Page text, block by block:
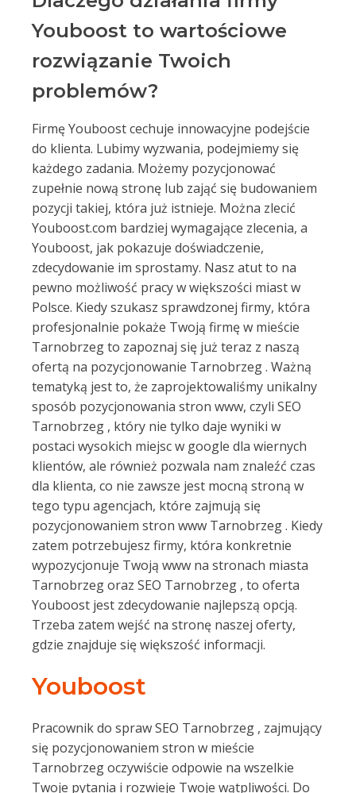
Youboost to wartościowe
rozwiązanie Twoich
problemów?
Firmę Youboost cechuje innowacyjne podejście
do klienta. Lubimy wyzwania, podejmiemy się
każdego zadania. Możemy pozycjonować
zupełnie nową stronę lub zająć się budowaniem
pozycji takiej, która już istnieje. Można zlecić
Youboost.com bardziej wymagające zlecenia, a
Youboost, jak pokazuje doświadczenie,
zdecydowanie im sprostamy. Nasz atut to na
pewno możliwość pracy w większości miast w
Polsce. Kiedy szukasz sprawdzonej firmy, która
profesjonalnie pokaże Twoją firmę w mieście
Tarnobrzeg to zapoznaj się już teraz z naszą
ofertą na pozycjonowanie Tarnobrzeg . Ważną
tematyką jest to, że zaprojektowaliśmy unikalny
sposób pozycjonowania stron www, czyli SEO
Tarnobrzeg , który nie tylko daje wyniki w
postaci wysokich miejsc w google dla wiernych
klientów, ale również pozwala nam znaleźć czas
dla klienta, co nie zawsze jest mocną stroną w
tego typu agencjach, które zajmują się
pozycjonowaniem stron www Tarnobrzeg . Kiedy
zatem potrzebujesz firmy, która konkretnie
wypozycjonuje Twoją www na stronach miasta
Tarnobrzeg oraz SEO Tarnobrzeg , to oferta
Youboost jest zdecydowanie najlepszą opcją.
Trzeba zatem wejść na stronę naszej oferty,
gdzie znajduje się większość informacji.
Youboost
Pracownik do spraw SEO Tarnobrzeg , zajmujący
się pozycjonowaniem stron w mieście
Tarnobrzeg oczywiście odpowie na wszelkie
Twoje pytania i rozwieje Twoje wątpliwości. Do